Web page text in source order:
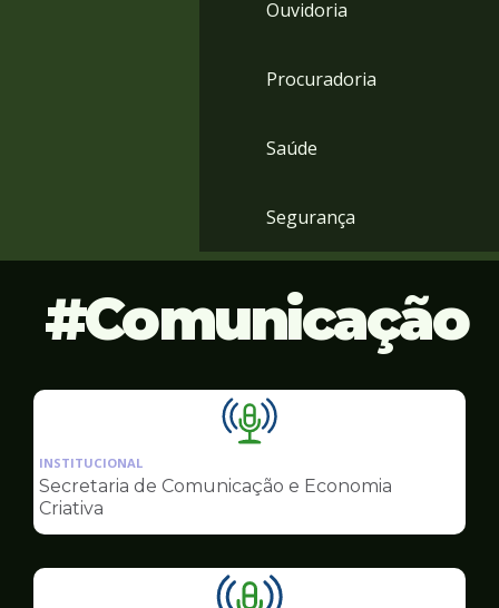
Ouvidoria
Procuradoria
Saúde
Segurança
Comunicação
Ilustração
pagina
Comunicação
INSTITUCIONAL
Secretaria de Comunicação e Economia
Criativa